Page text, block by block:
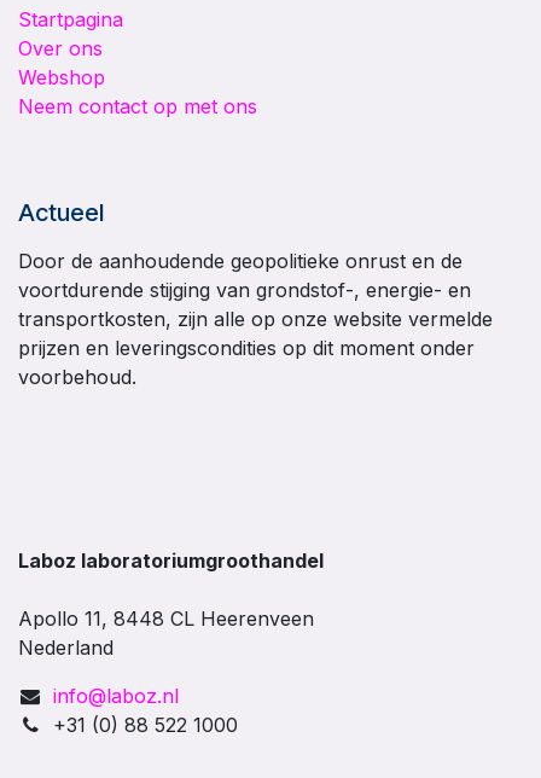
Startpagina
Over ons
Webshop
Neem contact op met ons
Actueel
Door de aanhoudende geopolitieke onrust en de
voortdurende stijging van grondstof-, energie- en
transportkosten, zijn alle op onze website vermelde
prijzen en leveringscondities op dit moment onder
voorbehoud.
Laboz laboratoriumgroothandel
Apollo 11, 8448 CL Heerenveen
Nederland
info@laboz.nl
+31 (0) 88 522 1000